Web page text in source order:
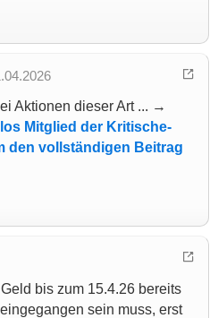
Aktionen dieser Art ... →
Mitglied der Kritische-
den vollständigen Beitrag
bis zum 15.4.26 bereits
sein muss, erst